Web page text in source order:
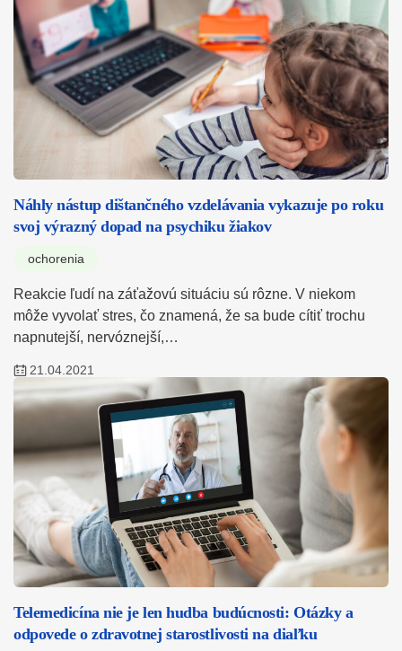
Náhly nástup dištančného vzdelávania vykazuje po roku
svoj výrazný dopad na psychiku žiakov
ochorenia
Reakcie ľudí na záťažovú situáciu sú rôzne. V niekom
môže vyvolať stres, čo znamená, že sa bude cítiť trochu
napnutejší, nervóznejší,…
21.04.2021
Telemedicína nie je len hudba budúcnosti: Otázky a
odpovede o zdravotnej starostlivosti na diaľku